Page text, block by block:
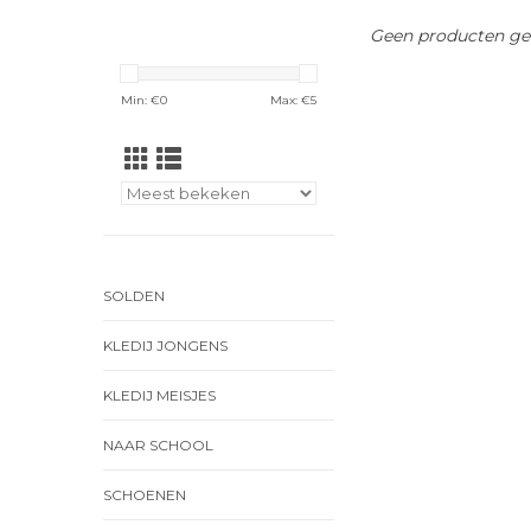
Min: €0 Max: €5
SOLDEN
KLEDIJ JONGENS
KLEDIJ MEISJES
NAAR SCHOOL
SCHOENEN
Geen producten